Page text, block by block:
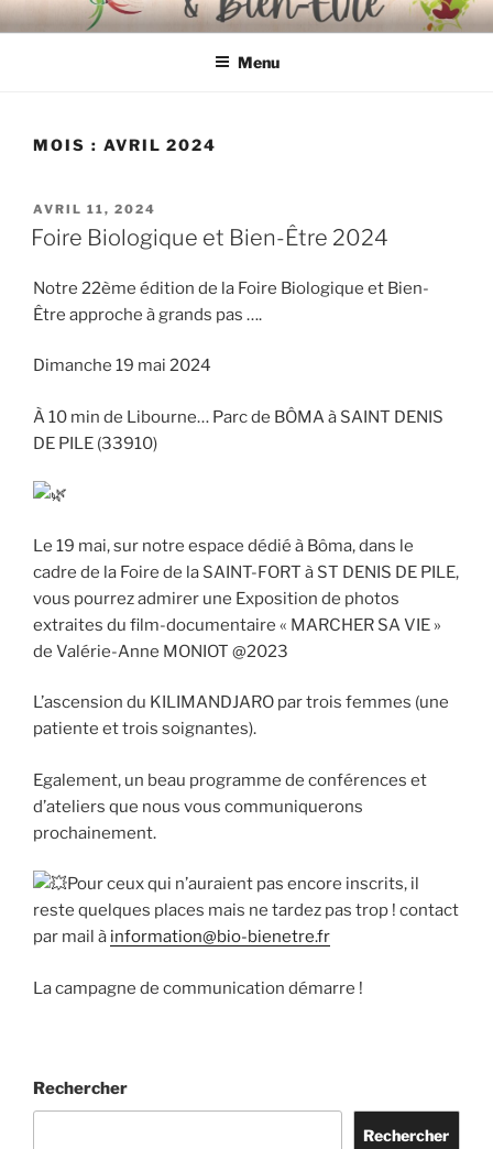
Aller
au
FOIRE BIOLOGIQUE & BIEN-
organisée par l'Association "Mieux Vivre à Libourne"
Menu
MOIS : AVRIL 2024
PUBLIÉ
LE
AVRIL 11, 2024
Foire Biologique et Bien-Être 2024
Notre 22ème édition de la Foire Biologique et Bien-
Être approche à grands pas ….
Dimanche 19 mai 2024
À 10 min de Libourne… Parc de BÔMA à SAINT DENIS
DE PILE (33910)
Le 19 mai, sur notre espace dédié à Bôma, dans le
cadre de la Foire de la SAINT-FORT à ST DENIS DE PILE,
vous pourrez admirer une Exposition de photos
extraites du film-documentaire « MARCHER SA VIE »
de Valérie-Anne MONIOT @2023
L’ascension du KILIMANDJARO par trois femmes (une
patiente et trois soignantes).
Egalement, un beau programme de conférences et
d’ateliers que nous vous communiquerons
prochainement.
Pour ceux qui n’auraient pas encore inscrits, il
reste quelques places mais ne tardez pas trop ! contact
par mail à information@bio-bienetre.fr
La campagne de communication démarre !
Rechercher
Rechercher